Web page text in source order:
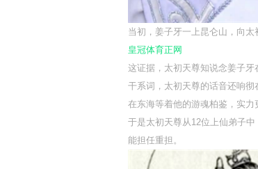
当初，姜子牙一上昆仑山，向太
皇冠体育正网
这证据，太初天尊知说念姜子牙
干系词，太初天尊的话音还响彻
在东海等着他的游魂柏鉴，实力
于是太初天尊从12位上仙弟子
能担任重担。